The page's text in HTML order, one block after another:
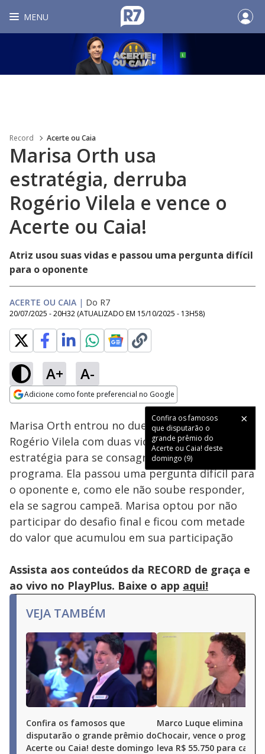
MENU
Record Acerte ou Caia
Marisa Orth usa
estratégia, derruba
Rogério Vilela e vence o
Acerte ou Caia!
Atriz usou suas vidas e passou uma pergunta difícil
para o oponente
ACERTE OU CAIA | Do R7
20/07/2025 - 20H32 (ATUALIZADO EM 15/10/2025 - 13H58)
A+ A-
Adicione como fonte preferencial no Google
Confira os famosos
que disputarão o
grande prêmio do
Acerte ou Caia! deste
domingo (9)
Ativar
Loaded
13.75%
Marisa Orth entrou no duelo final contra
Rogério Vilela com duas vidas e soube usar a
estratégia para se consagrar campeã do
programa. Ela passou uma pergunta difícil para
o oponente e, como ele não soube responder,
ela se sagrou campeã. Marisa optou por não
participar do desafio final e ficou com metade
do valor que acumulou em sua participação
Assista aos conteúdos da RECORD de graça e
ao vivo no PlayPlus. Baixe o app aqui!
VEJA TAMBÉM
Confira os famosos que
disputarão o grande prêmio do
Acerte ou Caia! deste domingo
Marco Luque elimina
Chocair, vence o
leva R$ 55.750 para casa